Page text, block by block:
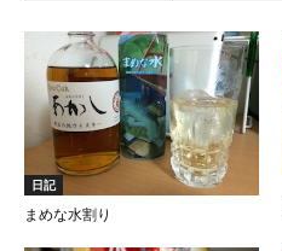
日記
まめな水割り